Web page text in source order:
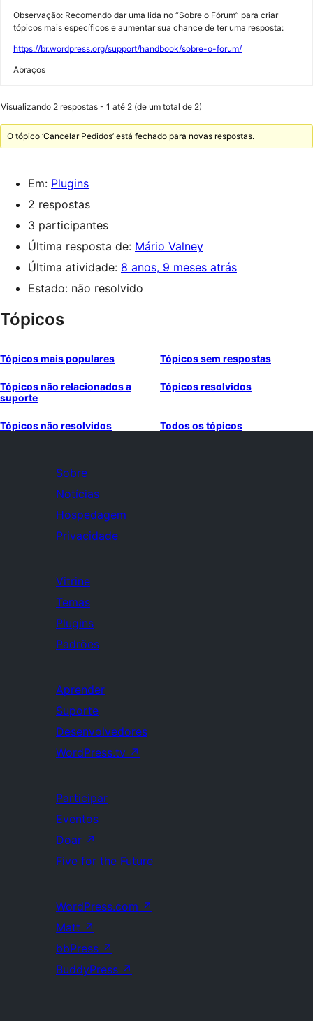
Observação: Recomendo dar uma lida no “Sobre o Fórum” para criar
tópicos mais específicos e aumentar sua chance de ter uma resposta:
https://br.wordpress.org/support/handbook/sobre-o-forum/
Abraços
Visualizando 2 respostas - 1 até 2 (de um total de 2)
O tópico ‘Cancelar Pedidos’ está fechado para novas respostas.
Em: Plugins
2 respostas
3 participantes
Última resposta de: Mário Valney
Última atividade: 8 anos, 9 meses atrás
Estado: não resolvido
Tópicos
Tópicos mais populares Tópicos sem respostas
Tópicos não relacionados a
suporte
Tópicos resolvidos
Tópicos não resolvidos Todos os tópicos
Sobre
Notícias
Hospedagem
Privacidade
Vitrine
Temas
Plugins
Padrões
Aprender
Suporte
Desenvolvedores
WordPress.tv ↗
Participar
Eventos
Doar ↗
Five for the Future
WordPress.com ↗
Matt ↗
bbPress ↗
BuddyPress ↗